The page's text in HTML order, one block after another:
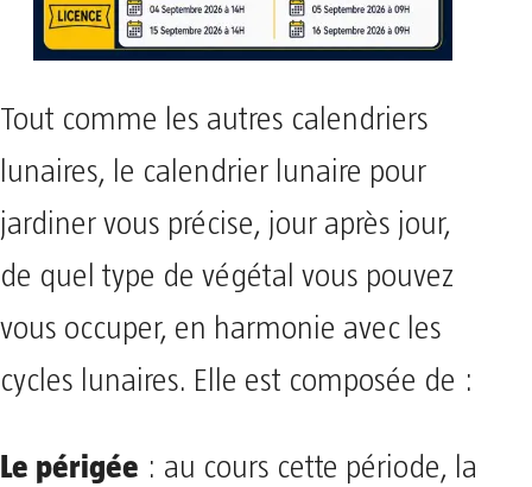
Tout comme les autres calendriers
lunaires, le calendrier lunaire pour
jardiner vous précise, jour après jour,
de quel type de végétal vous pouvez
vous occuper, en harmonie avec les
cycles lunaires. Elle est composée de :
Le périgée : au cours cette période, la